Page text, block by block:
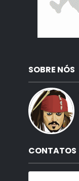
SOBRE NÓS
CONTATOS